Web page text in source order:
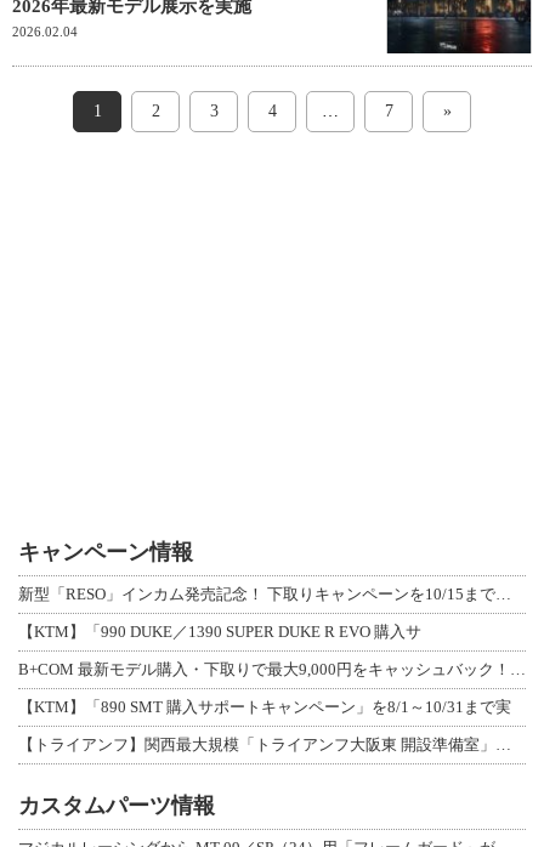
2026年最新モデル展示を実施
2026.02.04
1 2 3 4 … 7 »
キャンペーン情報
新型「RESO」インカム発売記念！ 下取りキャンペーンを10/15まで延長して開
【KTM】「990 DUKE／1390 SUPER DUKE R EVO 購入サ
B+COM 最新モデル購入・下取りで最大9,000円をキャッシュバック！「B+F
【KTM】「890 SMT 購入サポートキャンペーン」を8/1～10/31まで実
【トライアンフ】関西最大規模「トライアンフ大阪東 開設準備室」がオープン！ 限定
カスタムパーツ情報